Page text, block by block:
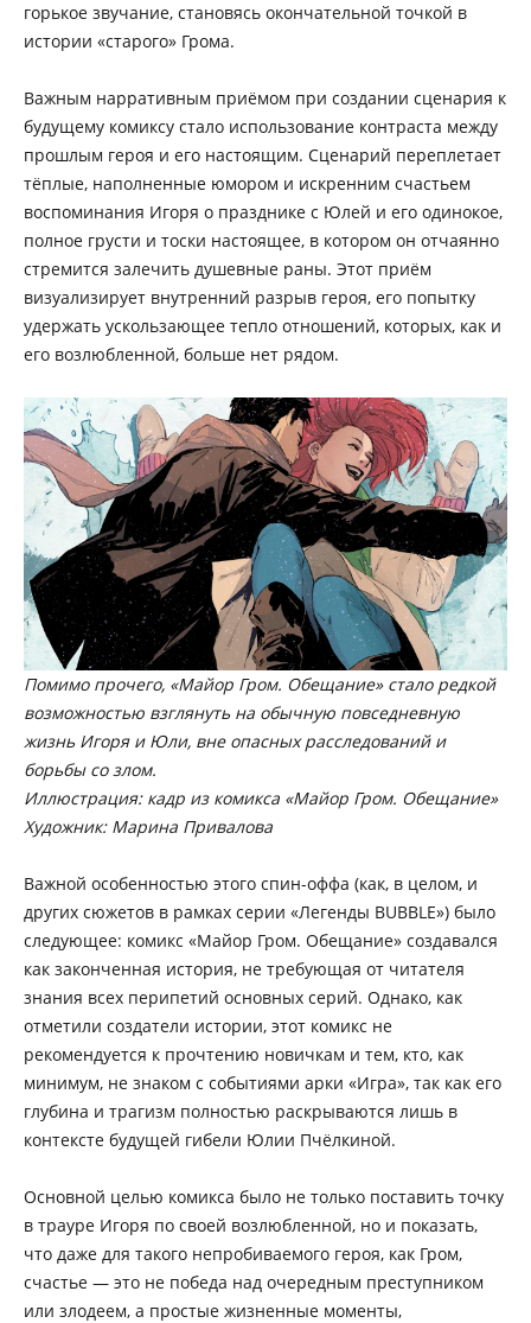
горькое звучание, становясь окончательной точкой в
истории «старого» Грома.
Важным нарративным приёмом при создании сценария к
будущему комиксу стало использование контраста между
прошлым героя и его настоящим. Сценарий переплетает
тёплые, наполненные юмором и искренним счастьем
воспоминания Игоря о празднике с Юлей и его одинокое,
полное грусти и тоски настоящее, в котором он отчаянно
стремится залечить душевные раны. Этот приём
визуализирует внутренний разрыв героя, его попытку
удержать ускользающее тепло отношений, которых, как и
его возлюбленной, больше нет рядом.
Помимо прочего, «Майор Гром. Обещание» стало редкой
возможностью взглянуть на обычную повседневную
жизнь Игоря и Юли, вне опасных расследований и
борьбы со злом.
Иллюстрация: кадр из комикса «Майор Гром. Обещание»
Художник: Марина Привалова
Важной особенностью этого спин-оффа (как, в целом, и
других сюжетов в рамках серии «Легенды BUBBLE») было
следующее: комикс «Майор Гром. Обещание» создавался
как законченная история, не требующая от читателя
знания всех перипетий основных серий. Однако, как
отметили создатели истории, этот комикс не
рекомендуется к прочтению новичкам и тем, кто, как
минимум, не знаком с событиями арки «Игра», так как его
глубина и трагизм полностью раскрываются лишь в
контексте будущей гибели Юлии Пчёлкиной.
Основной целью комикса было не только поставить точку
в трауре Игоря по своей возлюбленной, но и показать,
что даже для такого непробиваемого героя, как Гром,
счастье — это не победа над очередным преступником
или злодеем, а простые жизненные моменты,